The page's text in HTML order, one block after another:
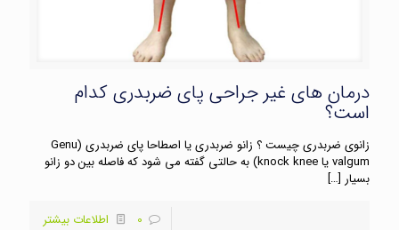
درمان های غیر جراحی پای ضربدری کدام
است؟
زانوی ضربدری چیست ؟ زانو ضربدری یا اصطاحا پای ضربدری (Genu
valgum یا knock knee) به حالتی گفته می شود که فاصله بین دو زانو
بسیار […]
0 اطلاعات بیشتر